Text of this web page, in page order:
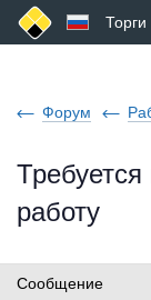
Торги
Форум
работу
Сообщение